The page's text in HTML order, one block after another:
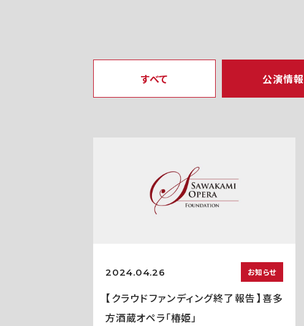
すべて 公演情報
2024.04.26 お知らせ
【クラウドファンディング終了報告】喜多
方酒蔵オペラ「椿姫」